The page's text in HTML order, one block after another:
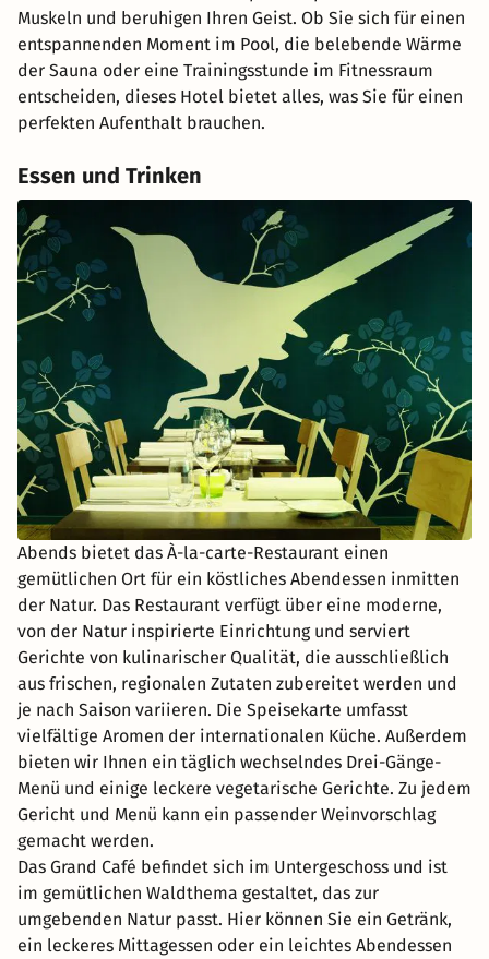
Muskeln und beruhigen Ihren Geist. Ob Sie sich für einen
entspannenden Moment im Pool, die belebende Wärme
der Sauna oder eine Trainingsstunde im Fitnessraum
entscheiden, dieses Hotel bietet alles, was Sie für einen
perfekten Aufenthalt brauchen.
Essen und Trinken
Abends bietet das À-la-carte-Restaurant einen
gemütlichen Ort für ein köstliches Abendessen inmitten
der Natur. Das Restaurant verfügt über eine moderne,
von der Natur inspirierte Einrichtung und serviert
Gerichte von kulinarischer Qualität, die ausschließlich
aus frischen, regionalen Zutaten zubereitet werden und
je nach Saison variieren. Die Speisekarte umfasst
vielfältige Aromen der internationalen Küche. Außerdem
bieten wir Ihnen ein täglich wechselndes Drei-Gänge-
Menü und einige leckere vegetarische Gerichte. Zu jedem
Gericht und Menü kann ein passender Weinvorschlag
gemacht werden.
Das Grand Café befindet sich im Untergeschoss und ist
im gemütlichen Waldthema gestaltet, das zur
umgebenden Natur passt. Hier können Sie ein Getränk,
ein leckeres Mittagessen oder ein leichtes Abendessen